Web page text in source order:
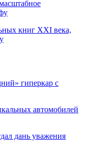
книг XXI века,
гиперкар с
автомобилей
дань уважения